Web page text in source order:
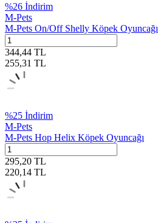
%26 İndirim
M-Pets
M-Pets On/Off Shelly Köpek Oyuncağı
344,44 TL
255,31 TL
%25 İndirim
M-Pets
M-Pets Hop Helix Köpek Oyuncağı
295,20 TL
220,14 TL